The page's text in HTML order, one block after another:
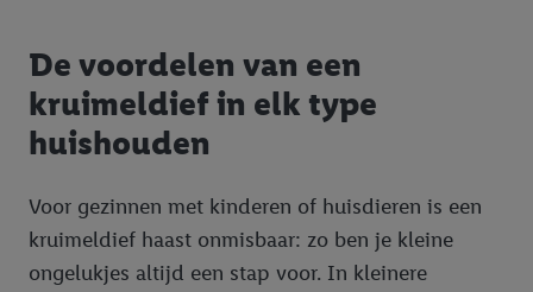
De voordelen van een
kruimeldief in elk type
huishouden
Voor gezinnen met kinderen of huisdieren is een
kruimeldief haast onmisbaar: zo ben je kleine
ongelukjes altijd een stap voor. In kleinere